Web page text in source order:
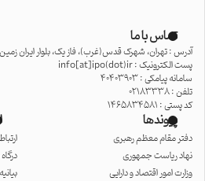
تماس با ما
آدرس : تهران، شهرک قدس(غرب)، فاز یک، بلوار ایران
پست الکترونیک : info[at]ipo(dot)ir
سامانه پیامکی : 40403903
تلفن : 02183338
کد پستی : 1465834581
پیوندها
دفتر مقام معظم رهبری
نهاد ریاست جمهوری
وزارت امور اقتصاد و دارایی